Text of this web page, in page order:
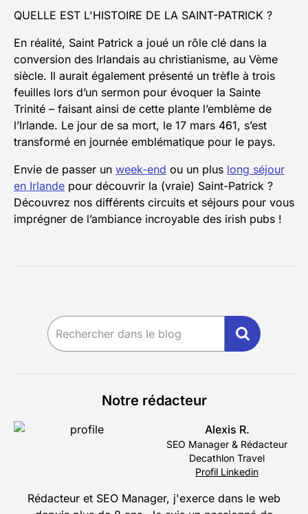
QUELLE EST L'HISTOIRE DE LA SAINT-PATRICK ?
En réalité, Saint Patrick a joué un rôle clé dans la
conversion des Irlandais au christianisme, au Vème
siècle. Il aurait également présenté un trèfle à trois
feuilles lors d’un sermon pour évoquer la Sainte
Trinité – faisant ainsi de cette plante l’emblème de
l’Irlande. Le jour de sa mort, le 17 mars 461, s’est
transformé en journée emblématique pour le pays.
Envie de passer un week-end ou un plus long séjour
en Irlande pour découvrir la (vraie) Saint-Patrick ?
Découvrez nos différents circuits et séjours pour vous
imprégner de l’ambiance incroyable des irish pubs !
Notre rédacteur
Alexis R.
SEO Manager & Rédacteur
Decathlon Travel
Profil Linkedin
Rédacteur et SEO Manager, j'exerce dans le web